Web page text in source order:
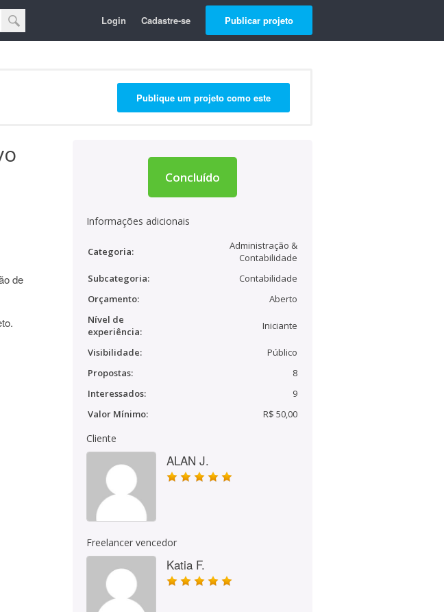
Login Cadastre-se Publicar projeto
Publique um projeto como este
de
Concluído
Informações adicionais
Categoria:
Administração &
Contabilidade
Subcategoria:
Contabilidade
Orçamento:
Aberto
Nível de
experiência:
Iniciante
Visibilidade:
Público
Propostas:
8
Interessados:
9
Valor Mínimo:
R$ 50,00
Cliente
ALAN J.
Freelancer vencedor
Katia F.